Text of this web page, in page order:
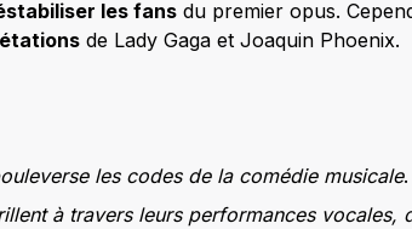
les fans du premier opus.
de Lady Gaga et Joaquin Phoenix.
les codes de la comédie musicale
à travers leurs performances vocales,